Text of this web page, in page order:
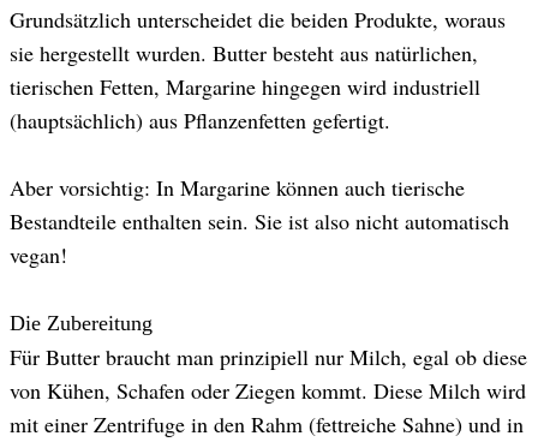
Grundsätzlich unterscheidet die beiden Produkte, woraus
sie hergestellt wurden. Butter besteht aus natürlichen,
tierischen Fetten, Margarine hingegen wird industriell
(hauptsächlich) aus Pflanzenfetten gefertigt.
Aber vorsichtig: In Margarine können auch tierische
Bestandteile enthalten sein. Sie ist also nicht automatisch
vegan!
Die Zubereitung
Für Butter braucht man prinzipiell nur Milch, egal ob diese
von Kühen, Schafen oder Ziegen kommt. Diese Milch wird
mit einer Zentrifuge in den Rahm (fettreiche Sahne) und in